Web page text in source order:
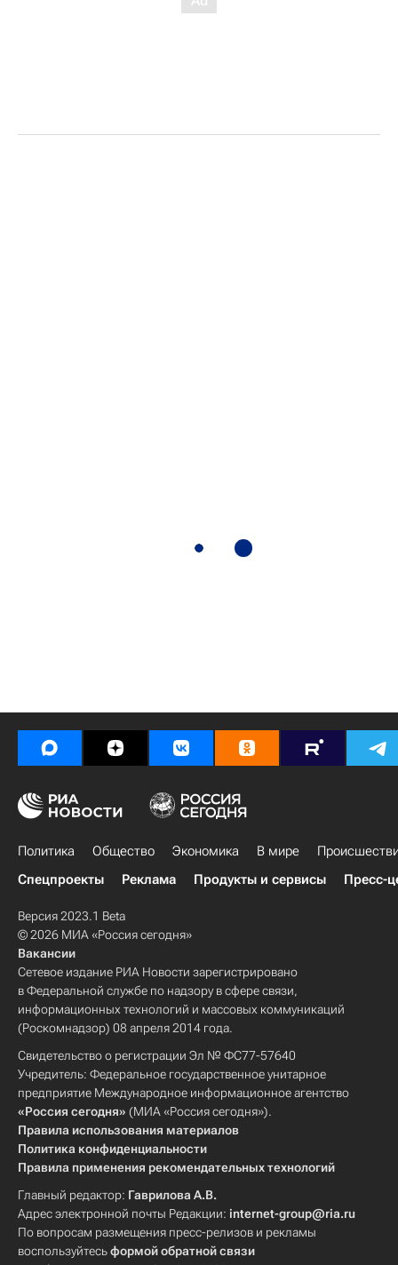
Политика Общество Экономика В мире
Спецпроекты
Реклама Продукты и сервисы Пресс-
Версия 2023.1 Beta
© 2026 МИА «Россия сегодня»
Вакансии
Сетевое издание РИА Новости зарегистрировано
в Федеральной службе по надзору в сфере связи,
информационных технологий и массовых коммуникаций
(Роскомнадзор) 08 апреля 2014 года.
Свидетельство о регистрации Эл № ФС77-57640
Учредитель: Федеральное государственное унитарное
предприятие Международное информационное агентство
«Россия сегодня» (МИА «Россия сегодня»).
Правила использования материалов
Политика конфиденциальности
Правила применения рекомендательных технологий
Главный редактор: Гаврилова А.В.
Адрес электронной почты Редакции: internet-group@ria.ru
По вопросам размещения пресс-релизов и рекламы
воспользуйтесьформой обратной связи